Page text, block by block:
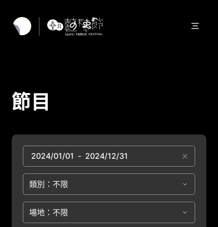
節目
類別：不限
場地：不限